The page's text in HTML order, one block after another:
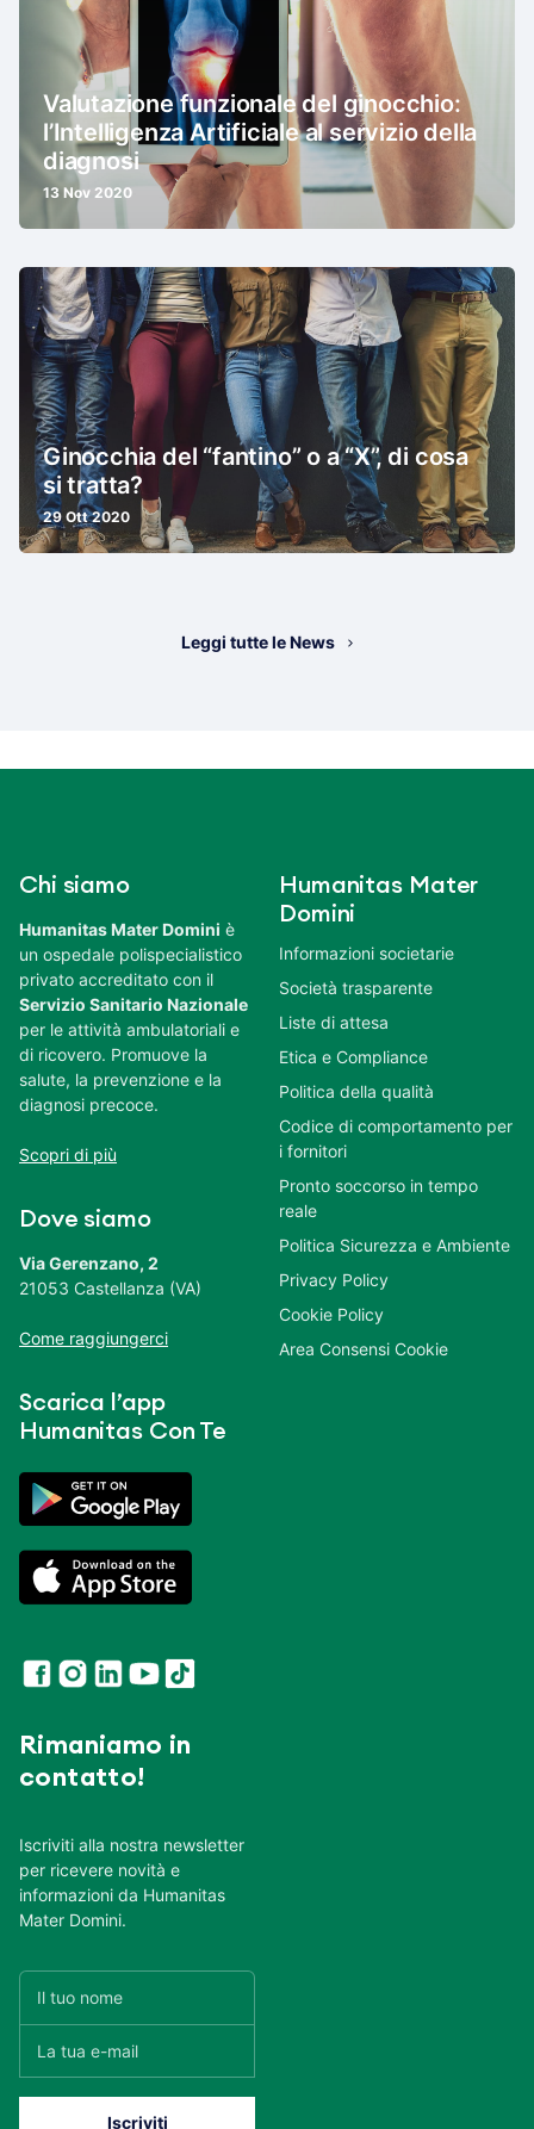
Valutazione funzionale del ginocchio:
l’Intelligenza Artificiale al servizio della
diagnosi
13 Nov 2020
Ginocchia del “fantino” o a “X”, di cosa
si tratta?
29 Ott 2020
Leggi tutte le News
Chi siamo
Humanitas Mater Domini è
un ospedale polispecialistico
privato accreditato con il
Servizio Sanitario Nazionale
per le attività ambulatoriali e
di ricovero. Promuove la
salute, la prevenzione e la
diagnosi precoce.
Scopri di più
Dove siamo
Via Gerenzano, 2
21053 Castellanza (VA)
Come raggiungerci
Scarica l’app
Humanitas Con Te
Rimaniamo in
contatto!
Iscriviti alla nostra newsletter
per ricevere novità e
informazioni da Humanitas
Mater Domini.
Humanitas Mater
Domini
Informazioni societarie
Società trasparente
Liste di attesa
Etica e Compliance
Politica della qualità
Codice di comportamento per
i fornitori
Pronto soccorso in tempo
reale
Politica Sicurezza e Ambiente
Privacy Policy
Cookie Policy
Area Consensi Cookie